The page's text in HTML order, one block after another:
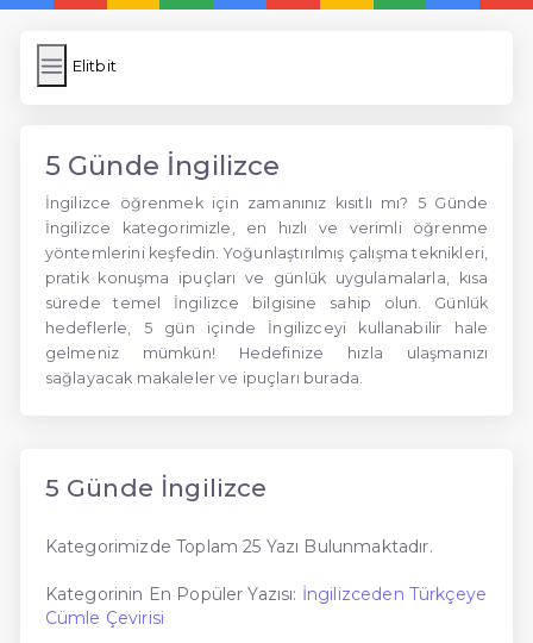
Elitbit
5 Günde İngilizce
İngilizce öğrenmek için zamanınız kısıtlı mı? 5 Günde
İngilizce kategorimizle, en hızlı ve verimli öğrenme
yöntemlerini keşfedin. Yoğunlaştırılmış çalışma teknikleri,
pratik konuşma ipuçları ve günlük uygulamalarla, kısa
sürede temel İngilizce bilgisine sahip olun. Günlük
hedeflerle, 5 gün içinde İngilizceyi kullanabilir hale
gelmeniz mümkün! Hedefinize hızla ulaşmanızı
sağlayacak makaleler ve ipuçları burada.
5 Günde İngilizce
Kategorimizde Toplam 25 Yazı Bulunmaktadır.
Kategorinin En Popüler Yazısı: İngilizceden Türkçeye
Cümle Çevirisi